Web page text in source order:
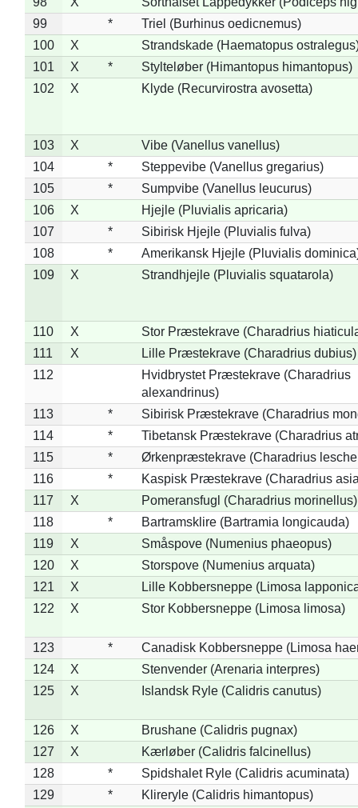
99
*
Triel (Burhinus oedicnemus)
100
X
Strandskade (Haematopus
101
X *
Stylteløber (Himantopus himantopus)
102
X Klyde (Recurvirostra avosetta)
103 X
Vibe (Vanellus vanellus)
104
*
Steppevibe (Vanellus gregarius)
105
*
Sumpvibe (Vanellus leucurus)
106
X
Hjejle (Pluvialis apricaria)
107
*
Sibirisk Hjejle (Pluvialis fulva)
108
*
Amerikansk Hjejle (Pluvialis
109
X Strandhjejle (Pluvialis squatarola)
110 X
Stor Præstekrave (Charadrius
111
X
Lille Præstekrave (Charadrius dubius)
112
Hvidbrystet Præstekrave (Charadrius
alexandrinus)
113
*
Sibirisk Præstekrave (Charadrius
114
*
Tibetansk Præstekrave (Charadrius
115
*
Ørkenpræstekrave (Charadrius
116
*
Kaspisk Præstekrave (Charadrius
117
X
Pomeransfugl (Charadrius morinellus)
118
*
Bartramsklire (Bartramia longicauda)
119
X
Småspove (Numenius phaeopus)
120
X
Storspove (Numenius arquata)
121
X
Lille Kobbersneppe (Limosa
122
X Stor Kobbersneppe (Limosa limosa)
123 *
Canadisk Kobbersneppe (Limosa
124
X
Stenvender (Arenaria interpres)
125
X Islandsk Ryle (Calidris canutus)
126 X
Brushane (Calidris pugnax)
127
X
Kærløber (Calidris falcinellus)
128
*
Spidshalet Ryle (Calidris acuminata)
129
*
Klireryle (Calidris himantopus)